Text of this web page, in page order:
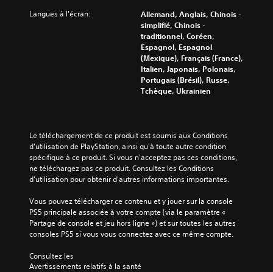
Langues à l'écran:
Allemand, Anglais, Chinois -
simplifié, Chinois -
traditionnel, Coréen,
Espagnol, Espagnol
(Mexique), Français (France),
Italien, Japonais, Polonais,
Portugais (Brésil), Russe,
Tchèque, Ukrainien
Le téléchargement de ce produit est soumis aux Conditions
d'utilisation de PlayStation, ainsi qu'à toute autre condition
spécifique à ce produit. Si vous n'acceptez pas ces conditions,
ne téléchargez pas ce produit. Consultez les Conditions
d'utilisation pour obtenir d'autres informations importantes.
Vous pouvez télécharger ce contenu et y jouer sur la console
PS5 principale associée à votre compte (via le paramètre «
Partage de console et jeu hors ligne ») et sur toutes les autres
consoles PS5 si vous vous connectez avec ce même compte.
Consultez les
Avertissements relatifs à la santé